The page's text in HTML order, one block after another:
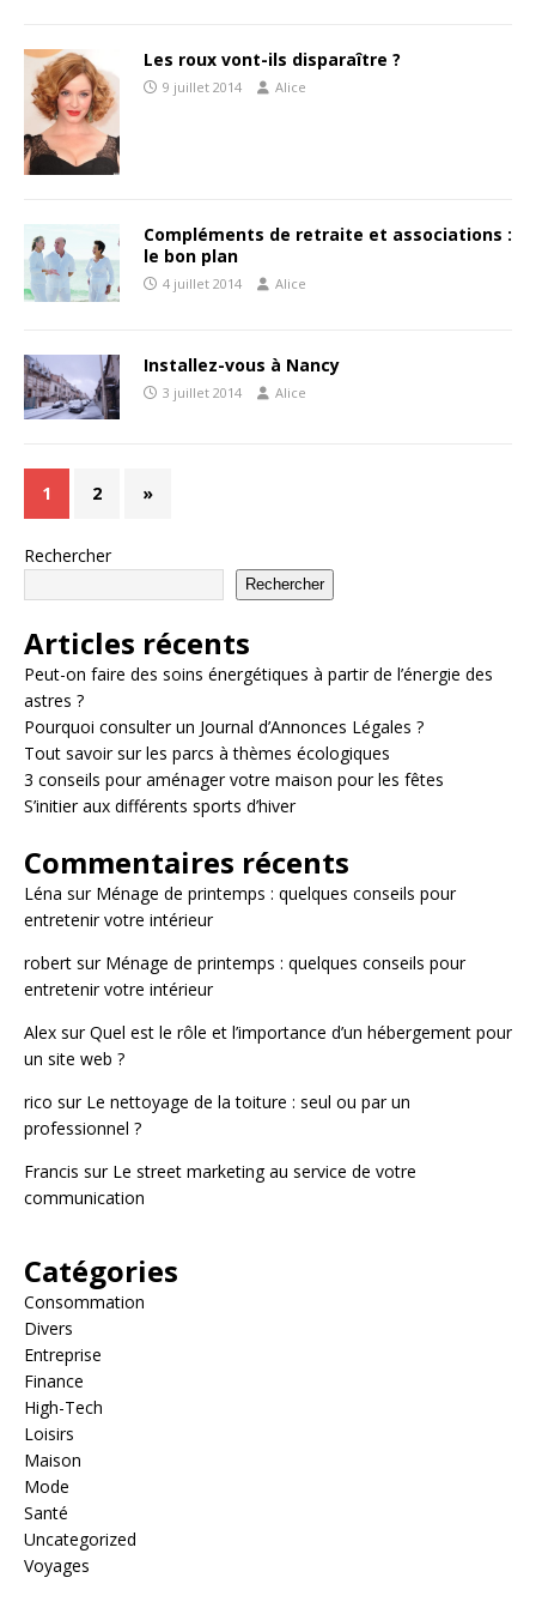
Les roux vont-ils disparaître ?
9 juillet 2014 Alice
Compléments de retraite et associations :
le bon plan
4 juillet 2014 Alice
Installez-vous à Nancy
3 juillet 2014 Alice
1 2 »
Rechercher
Rechercher
Articles récents
Peut-on faire des soins énergétiques à partir de l’énergie des
astres ?
Pourquoi consulter un Journal d’Annonces Légales ?
Tout savoir sur les parcs à thèmes écologiques
3 conseils pour aménager votre maison pour les fêtes
S’initier aux différents sports d’hiver
Commentaires récents
Léna sur Ménage de printemps : quelques conseils pour
entretenir votre intérieur
robert sur Ménage de printemps : quelques conseils pour
entretenir votre intérieur
Alex surQuel est le rôle et l’importance d’un hébergement pour
un site web ?
rico sur Le nettoyage de la toiture : seul ou par un
professionnel ?
Francis sur Le street marketing au service de votre
communication
Catégories
Consommation
Divers
Entreprise
Finance
High-Tech
Loisirs
Maison
Mode
Santé
Uncategorized
Voyages